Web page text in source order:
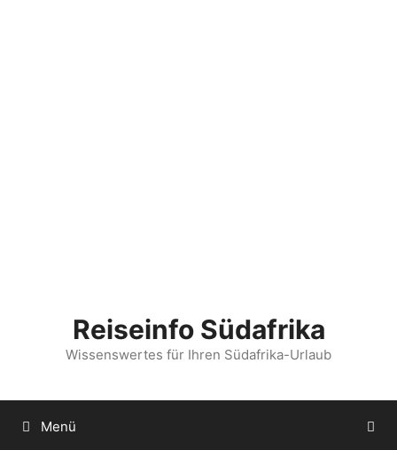
Reiseinfo Südafrika
Wissenswertes für Ihren Südafrika-Urlaub
Menü